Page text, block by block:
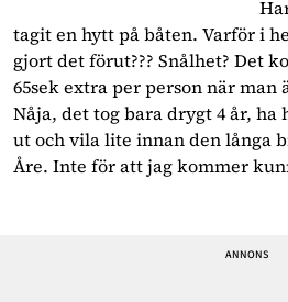
Har för
tagit en hytt på båten. Varför i
gjort det förut??? Snålhet? Det
65sek extra per person när man
Nåja, det tog bara drygt 4 år, ha
ut och vila lite innan den långa
Åre. Inte för att jag